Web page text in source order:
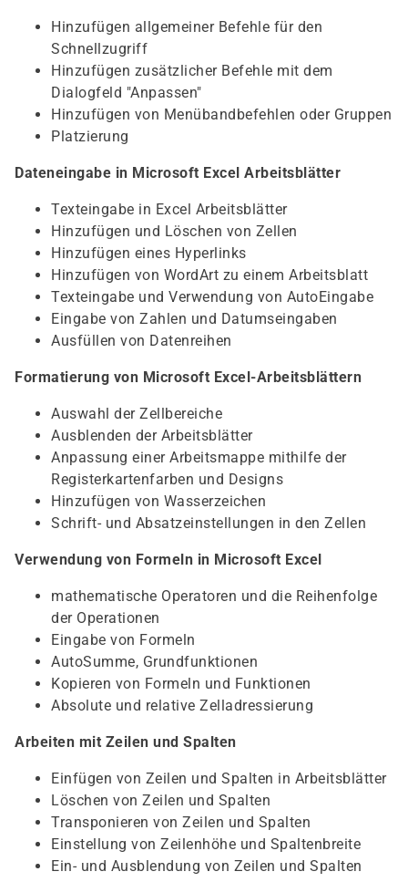
Hinzufügen allgemeiner Befehle für den
Schnellzugriff
Hinzufügen zusätzlicher Befehle mit dem
Dialogfeld "Anpassen"
Hinzufügen von Menübandbefehlen oder Gruppen
Platzierung
Dateneingabe in Microsoft Excel Arbeitsblätter
Texteingabe in Excel Arbeitsblätter
Hinzufügen und Löschen von Zellen
Hinzufügen eines Hyperlinks
Hinzufügen von WordArt zu einem Arbeitsblatt
Texteingabe und Verwendung von AutoEingabe
Eingabe von Zahlen und Datumseingaben
Ausfüllen von Datenreihen
Formatierung von Microsoft Excel-Arbeitsblättern
Auswahl der Zellbereiche
Ausblenden der Arbeitsblätter
Anpassung einer Arbeitsmappe mithilfe der
Registerkartenfarben und Designs
Hinzufügen von Wasserzeichen
Schrift- und Absatzeinstellungen in den Zellen
Verwendung von Formeln in Microsoft Excel
mathematische Operatoren und die Reihenfolge
der Operationen
Eingabe von Formeln
AutoSumme, Grundfunktionen
Kopieren von Formeln und Funktionen
Absolute und relative Zelladressierung
Arbeiten mit Zeilen und Spalten
Einfügen von Zeilen und Spalten in Arbeitsblätter
Löschen von Zeilen und Spalten
Transponieren von Zeilen und Spalten
Einstellung von Zeilenhöhe und Spaltenbreite
Ein- und Ausblendung von Zeilen und Spalten